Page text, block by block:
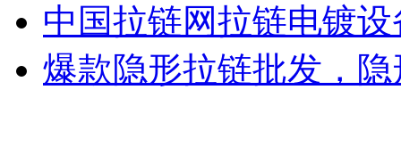
中国拉链网拉链电镀
爆款隐形拉链批发，